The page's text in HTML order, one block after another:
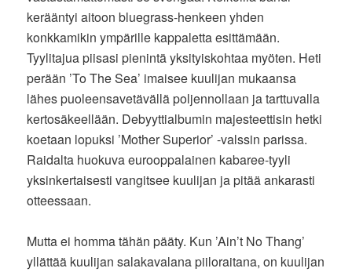
kerääntyi aitoon bluegrass-henkeen yhden
konkkamikin ympärille kappaletta esittämään.
Tyylitajua piisasi pienintä yksityiskohtaa myöten. Heti
perään ’To The Sea’ imaisee kuulijan mukaansa
lähes puoleensavetävällä poljennollaan ja tarttuvalla
kertosäkeellään. Debyyttialbumin majesteettisin hetki
koetaan lopuksi ’Mother Superior’ -valssin parissa.
Raidalta huokuva eurooppalainen kabaree-tyyli
yksinkertaisesti vangitsee kuulijan ja pitää ankarasti
otteessaan.
Mutta ei homma tähän pääty. Kun ’Ain’t No Thang’
yllättää kuulijan salakavalana piiloraitana, on kuulijan